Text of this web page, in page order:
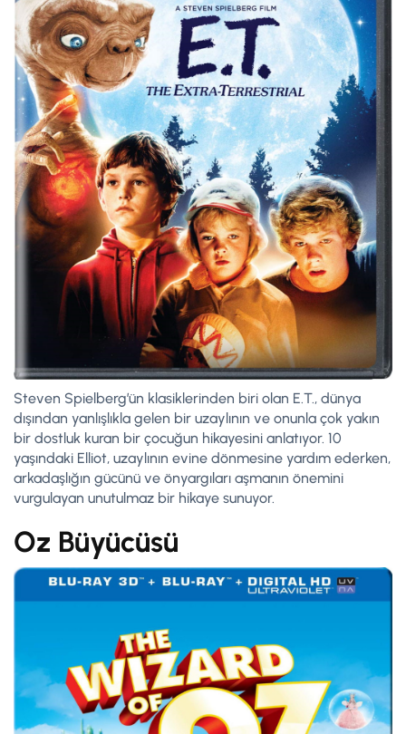
Steven Spielberg’ün klasiklerinden biri olan E.T., dünya
dışından yanlışlıkla gelen bir uzaylının ve onunla çok yakın
bir dostluk kuran bir çocuğun hikayesini anlatıyor. 10
yaşındaki Elliot, uzaylının evine dönmesine yardım ederken,
arkadaşlığın gücünü ve önyargıları aşmanın önemini
vurgulayan unutulmaz bir hikaye sunuyor.
Oz Büyücüsü